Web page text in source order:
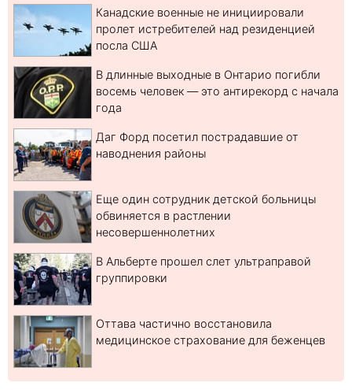
Канадские военные не инициировали
пролет истребителей над резиденцией
посла США
В длинные выходные в Онтарио погибли
восемь человек — это антирекорд с начала
года
Даг Форд посетил пострадавшие от
наводнения районы
Еще один сотрудник детской больницы
обвиняется в растлении
несовершеннолетних
В Альберте прошел слет ультраправой
группировки
Оттава частично восстановила
медицинское страхование для беженцев